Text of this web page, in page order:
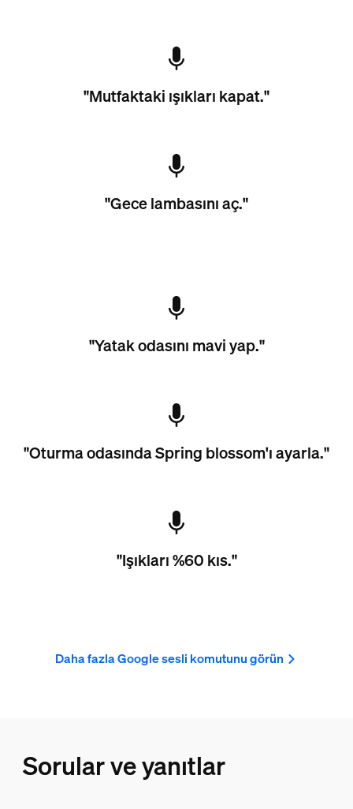
"Mutfaktaki ışıkları kapat."
"Gece lambasını aç."
"Yatak odasını mavi yap."
"Oturma odasında Spring blossom'ı ayarla."
"Işıkları %60 kıs."
Daha fazla Google sesli komutunu görün
Sorular ve yanıtlar